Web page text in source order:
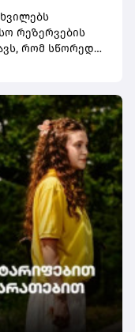
რეზერვების
რომ სწორედ
ერთ-ერთ
რეზერვების
საგარეო
შოკებისადმი
რომ რეზერვების
პოზიციის
ის 10%-ს
2.6%-
ამ ფაქტორებმა
წმინდა
მისცა.
აშშ დოლარი
საქართველოს